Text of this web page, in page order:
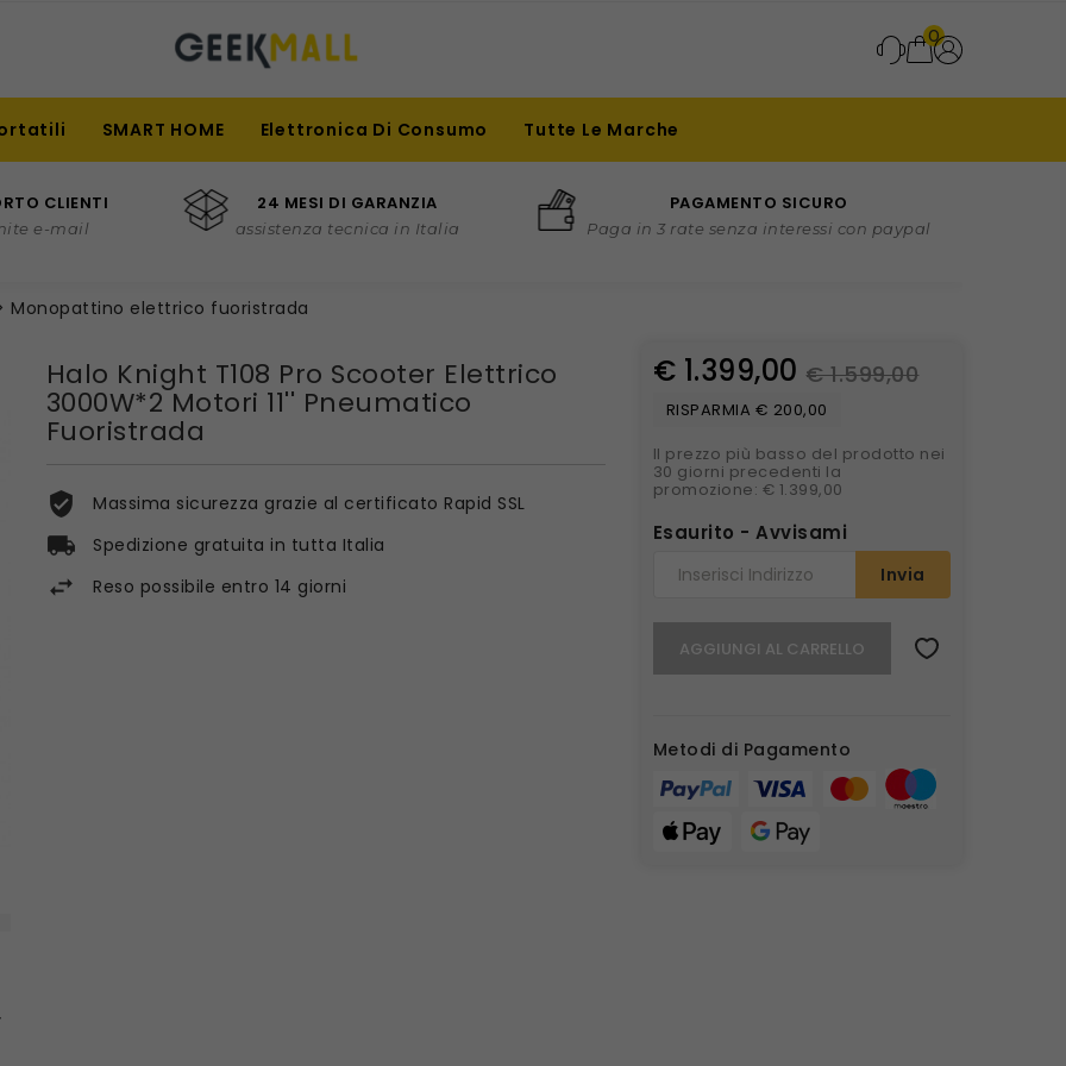
0
SMART HOME Elettronica Di Consumo Tutte Le Marche
CLIENTI
e-mail
24 MESI DI GARANZIA
assistenza tecnica in Italia
PAGAMENTO SICURO
Paga in 3 rate senza interessi con paypal
Monopattino elettrico fuoristrada
Halo Knight T108 Pro Scooter Elettrico
3000W*2 Motori 11'' Pneumatico
Fuoristrada
Massima sicurezza grazie al certificato Rapid SSL
Spedizione gratuita in tutta Italia
Reso possibile entro 14 giorni
€ 1.399,00 € 1.599,00
RISPARMIA € 200,00
Il prezzo più basso del prodotto nei
30 giorni precedenti la
promozione: € 1.399,00
Esaurito - Avvisami
Invia
AGGIUNGI AL CARRELLO
Metodi di Pagamento